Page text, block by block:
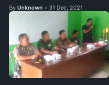
By Unknown • 31 Dec, 2021